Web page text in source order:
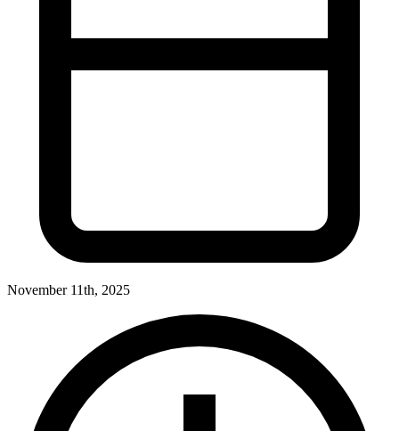
November 11th, 2025